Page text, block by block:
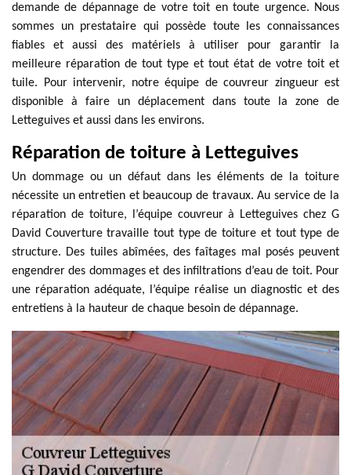
demande de dépannage de votre toit en toute urgence. Nous
sommes un prestataire qui possède toute les connaissances
fiables et aussi des matériels à utiliser pour garantir la
meilleure réparation de tout type et tout état de votre toit et
tuile. Pour intervenir, notre équipe de couvreur zingueur est
disponible à faire un déplacement dans toute la zone de
Letteguives et aussi dans les environs.
Réparation de toiture à Letteguives
Un dommage ou un défaut dans les éléments de la toiture
nécessite un entretien et beaucoup de travaux. Au service de la
réparation de toiture, l’équipe couvreur à Letteguives chez G
David Couverture travaille tout type de toiture et tout type de
structure. Des tuiles abîmées, des faîtages mal posés peuvent
engendrer des dommages et des infiltrations d’eau de toit. Pour
une réparation adéquate, l’équipe réalise un diagnostic et des
entretiens à la hauteur de chaque besoin de dépannage.